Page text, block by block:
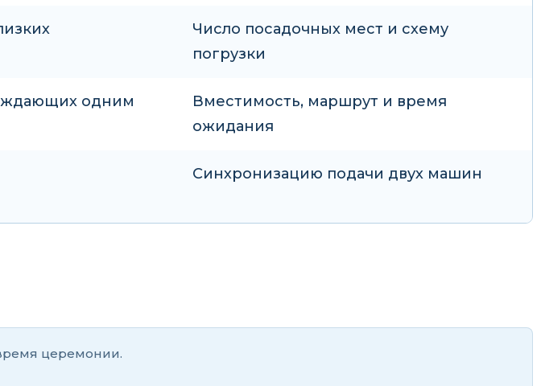
Число посадочных мест и схему
погрузки
одним
Вместимость, маршрут и время
ожидания
Синхронизацию подачи двух машин
церемонии.